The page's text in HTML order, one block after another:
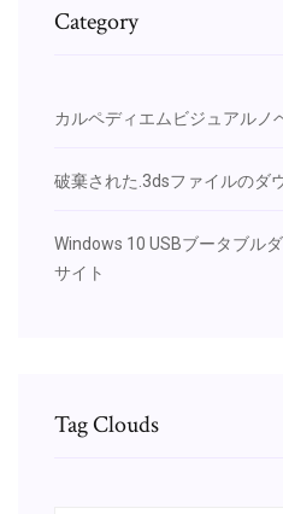
Category
カルペディエムビジュアルノ
破棄された.3dsファイルのダ
Windows 10 USBブータブル
サイト
Tag Clouds